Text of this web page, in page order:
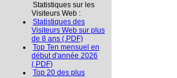
Statistiques sur les
Visiteurs Web :
Statistiques des
Visiteurs Web sur plus
de 8 ans (.PDF)
Top Ten mensuel en
début d'année 2026
(.PDF)
Top 20 des plus